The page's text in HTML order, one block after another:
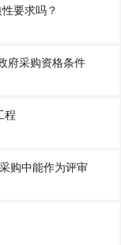
要求吗？
府采购资格条件
程
购中能作为评审